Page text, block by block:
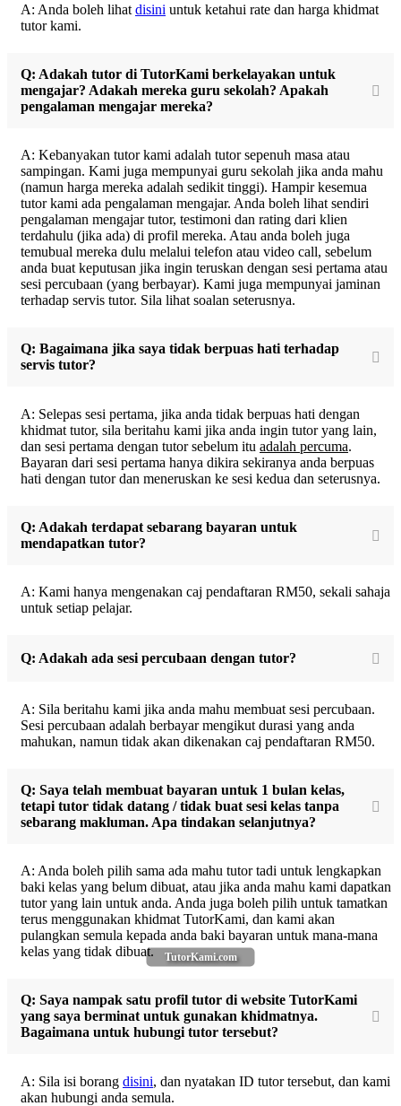
TutorKami.com
A: Anda boleh lihat disini untuk ketahui rate dan harga khidmat
tutor kami.
Q: Adakah tutor di TutorKami berkelayakan untuk
mengajar? Adakah mereka guru sekolah? Apakah
pengalaman mengajar mereka?
A: Kebanyakan tutor kami adalah tutor sepenuh masa atau
sampingan. Kami juga mempunyai guru sekolah jika anda mahu
(namun harga mereka adalah sedikit tinggi). Hampir kesemua
tutor kami ada pengalaman mengajar. Anda boleh lihat sendiri
pengalaman mengajar tutor, testimoni dan rating dari klien
terdahulu (jika ada) di profil mereka. Atau anda boleh juga
temubual mereka dulu melalui telefon atau video call, sebelum
anda buat keputusan jika ingin teruskan dengan sesi pertama atau
sesi percubaan (yang berbayar). Kami juga mempunyai jaminan
terhadap servis tutor. Sila lihat soalan seterusnya.
Q: Bagaimana jika saya tidak berpuas hati terhadap
servis tutor?
A: Selepas sesi pertama, jika anda tidak berpuas hati dengan
khidmat tutor, sila beritahu kami jika anda ingin tutor yang lain,
dan sesi pertama dengan tutor sebelum itu adalah percuma.
Bayaran dari sesi pertama hanya dikira sekiranya anda berpuas
hati dengan tutor dan meneruskan ke sesi kedua dan seterusnya.
Q: Adakah terdapat sebarang bayaran untuk
mendapatkan tutor?
A: Kami hanya mengenakan caj pendaftaran RM50, sekali sahaja
untuk setiap pelajar.
Q: Adakah ada sesi percubaan dengan tutor?
A: Sila beritahu kami jika anda mahu membuat sesi percubaan.
Sesi percubaan adalah berbayar mengikut durasi yang anda
mahukan, namun tidak akan dikenakan caj pendaftaran RM50.
Q: Saya telah membuat bayaran untuk 1 bulan kelas,
tetapi tutor tidak datang / tidak buat sesi kelas tanpa
sebarang makluman. Apa tindakan selanjutnya?
A: Anda boleh pilih sama ada mahu tutor tadi untuk lengkapkan
baki kelas yang belum dibuat, atau jika anda mahu kami dapatkan
tutor yang lain untuk anda. Anda juga boleh pilih untuk tamatkan
terus menggunakan khidmat TutorKami, dan kami akan
pulangkan semula kepada anda baki bayaran untuk mana-mana
kelas yang tidak dibuat.
Q: Saya nampak satu profil tutor di website TutorKami
yang saya berminat untuk gunakan khidmatnya.
Bagaimana untuk hubungi tutor tersebut?
A: Sila isi borang disini, dan nyatakan ID tutor tersebut, dan kami
akan hubungi anda semula.